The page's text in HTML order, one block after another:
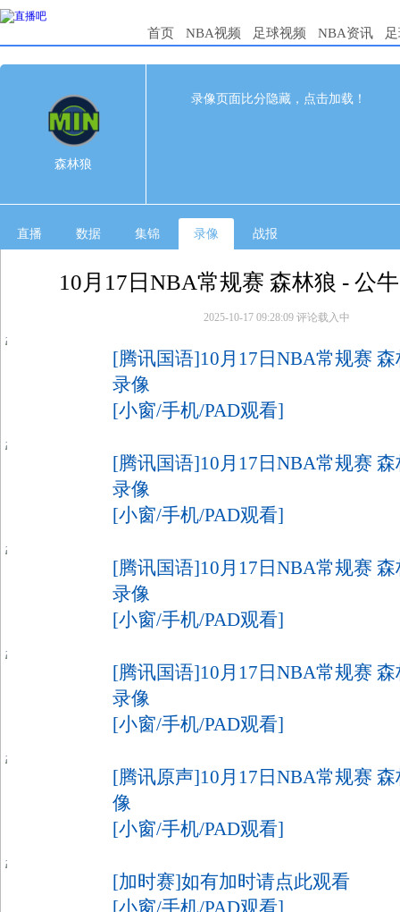
首页 NBA视频 足球视频 NBA资讯
森林狼
录像页面比分隐藏，点击加载！
120 完赛 126
直播 数据 集锦 录像 战报
10月17日NBA常规赛 森林狼 - 公
2025-10-17 09:28:09 评论载入中
[腾讯国语]10月17日NBA常规赛
录像
[小窗/手机/PAD观看]
[腾讯国语]10月17日NBA常规赛
录像
[小窗/手机/PAD观看]
[腾讯国语]10月17日NBA常规赛
录像
[小窗/手机/PAD观看]
[腾讯国语]10月17日NBA常规赛
录像
[小窗/手机/PAD观看]
[腾讯原声]10月17日NBA常规赛
像
[小窗/手机/PAD观看]
[加时赛]如有加时请点此观看
[小窗/手机/PAD观看]